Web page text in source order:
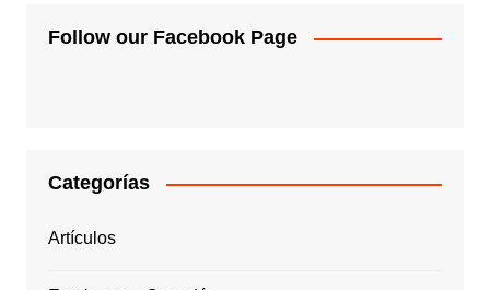
Follow our Facebook Page
Categorías
Artículos